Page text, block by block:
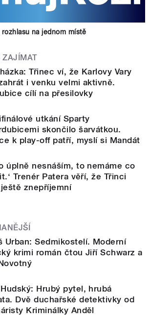
na jednom místě
ZAJÍMAT
Třinec ví, že Karlovy Vary
i venku velmi aktivně.
cílí na přesilovky
utkání Sparty
skončilo šarvátkou.
k play-off patří, myslí si Mandát
úplně nesnáším, to nemáme co
Trenér Patera věří, že Třinci
znepříjemní
Urban: Sedmikostelí. Moderní
krimi román čtou Jiří Schwarz a
Hrubý pytel, hrubá
Dvě duchařské detektivky od
Kriminálky Anděl